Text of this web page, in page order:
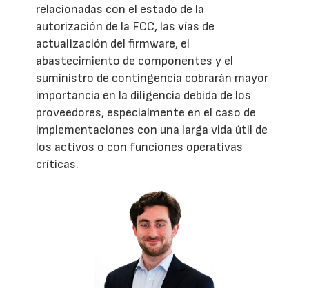
relacionadas con el estado de la
autorización de la FCC, las vías de
actualización del firmware, el
abastecimiento de componentes y el
suministro de contingencia cobrarán mayor
importancia en la diligencia debida de los
proveedores, especialmente en el caso de
implementaciones con una larga vida útil de
los activos o con funciones operativas
críticas.